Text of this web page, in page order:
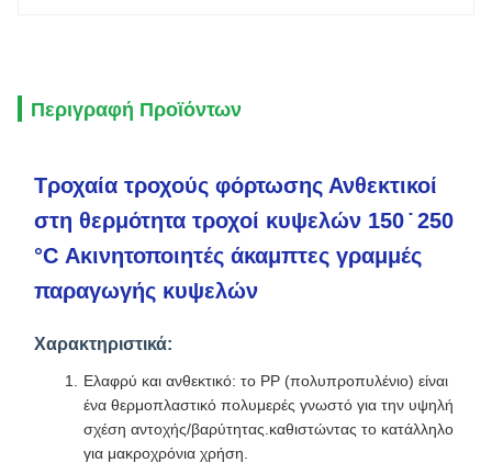
Περιγραφή Προϊόντων
Τροχαία τροχούς φόρτωσης Ανθεκτικοί
στη θερμότητα τροχοί κυψελών 150 ̇ 250
°C Ακινητοποιητές άκαμπτες γραμμές
παραγωγής κυψελών
Χαρακτηριστικά:
Ελαφρύ και ανθεκτικό: το PP (πολυπροπυλένιο) είναι
ένα θερμοπλαστικό πολυμερές γνωστό για την υψηλή
σχέση αντοχής/βαρύτητας.καθιστώντας το κατάλληλο
για μακροχρόνια χρήση.